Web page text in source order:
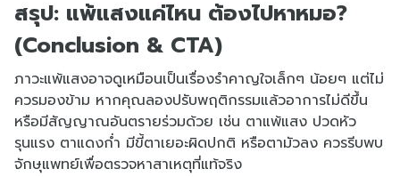
สรุป: แพ้แสงแค่ไหน ต้องไปหาหมอ?
(Conclusion & CTA)
ภาวะแพ้แสงอาจดูเหมือนเป็นเรื่องรำคาญใจเล็กๆ น้อยๆ แต่ไม่
ควรมองข้าม หากคุณลองปรับพฤติกรรมแล้วอาการไม่ดีขึ้น
หรือมีสัญญาณอันตรายร่วมด้วย เช่น ตาแพ้แสง ปวดหัว
รุนแรง ตาแดงก่ำ มีขี้ตาเยอะผิดปกติ หรือตามัวลง ควรรีบพบ
จักษุแพทย์เพื่อตรวจหาสาเหตุที่แท้จริง